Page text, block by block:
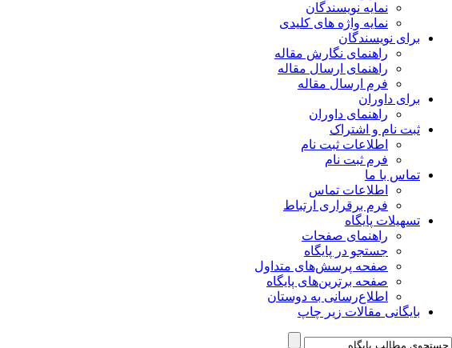
نمایه نویسندگان
نمایه واژه های کلیدی
برای نویسندگان
راهنمای نگارش مقاله
راهنمای ارسال مقاله
فرم ارسال مقاله
برای داوران
راهنمای داوران
ثبت نام و اشتراک
اطلاعات ثبت نام
فرم ثبت نام
تماس با ما
اطلاعات تماس
فرم برقراری ارتباط
تسهیلات پایگاه
راهنمای صفحات
جستجو در پایگاه
صفحه پرسش‌های متداول
صفحه برترین‌های پایگاه
اطلاع‌رسانی به دوستان
بایگانی مقالات زیر چاپ